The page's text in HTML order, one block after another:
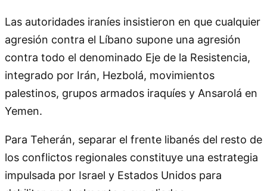
Las autoridades iraníes insistieron en que cualquier
agresión contra el Líbano supone una agresión
contra todo el denominado Eje de la Resistencia,
integrado por Irán, Hezbolá, movimientos
palestinos, grupos armados iraquíes y Ansarolá en
Yemen.
Para Teherán, separar el frente libanés del resto de
los conflictos regionales constituye una estrategia
impulsada por Israel y Estados Unidos para